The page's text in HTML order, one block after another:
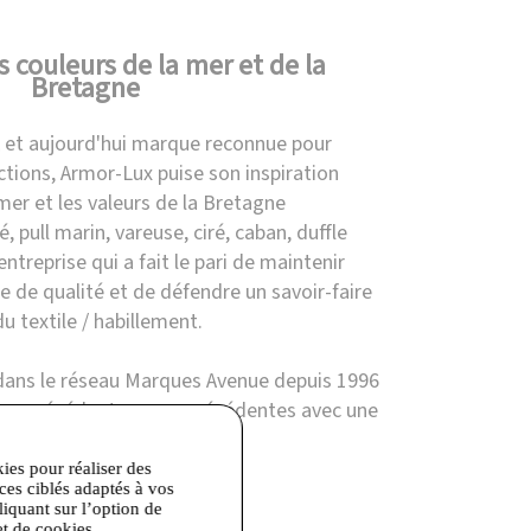
couleurs de la mer et de la
Bretagne
et aujourd'hui marque reconnue pour
Armor-Lux puise son inspiration
et les valeurs de la Bretagne
pull marin, vareuse, ciré, caban, duffle
qui a fait le pari de maintenir
de qualité et de défendre un savoir-faire
textile / habillement.
le réseau Marques Avenue depuis 1996
précédentes avec précédentes avec une
pour réaliser des
ciblés adaptés à vos
sur l’option de